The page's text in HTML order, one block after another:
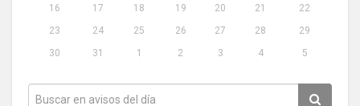
16
17 18 19 20 21
22
23
24 25 26 27 28
29
30
31 1 2 3 4 5